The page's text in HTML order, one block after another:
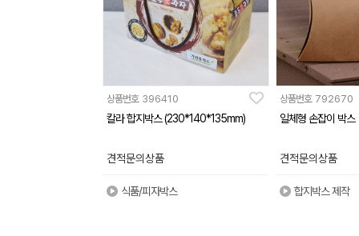
상품번호 396410
칼라 합지박스 (230*140*135mm)
견적문의상품
식품/피자박스
상품번호 792670
일체형 손잡이 박스
견적문의상품
합지박스 제작